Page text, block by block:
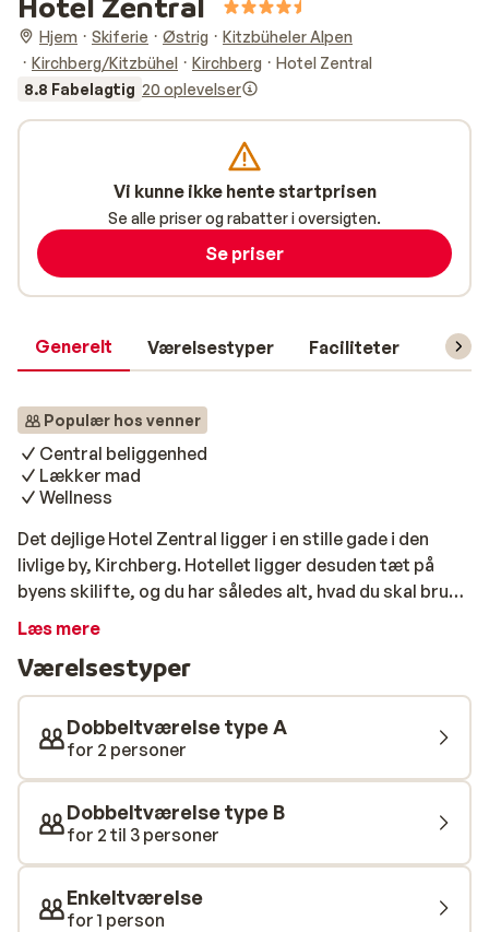
Hjem Skiferie Østrig
Kitzbüheler Alpen
Kirchberg/Kitzbühel
Kirchberg
Hotel Zentral
8.8 Fabelagtig 20 oplevelser
Generelt Værelsestyper Faciliteter
Populær hos venner
Central beliggenhed
Lækker mad
Wellness
Det dejlige Hotel Zentral ligger i en stille gade i den
livlige by, Kirchberg. Hotellet ligger desuden tæt på
byens skilifte, og du har således alt, hvad du skal bruge
til en god skiferie lige ved hånden. Det luksuriøse hotel
indbydende. Her er mange faciliteter, herunder en dejlig
wellness-afdeling som tilbyder bl.a. sauna, infrarød
kabine og massage (mod betaling). Hotellet er desuden
kendt for sit gode køkken, som serverer lækre
gourmet-retter og smagfulde desserter.
Læs mere
Værelsestyper
Dobbeltværelse type A
for 2 personer
Dobbeltværelse type B
for 2 til 3 personer
Enkeltværelse
for 1 person
Vi kunne ikke hente startprisen
Se alle priser og rabatter i oversigten.
Se priser